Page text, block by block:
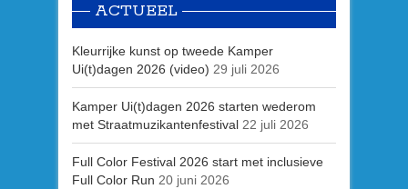
ACTUEEL
Kleurrijke kunst op tweede Kamper
Ui(t)dagen 2026 (video) 29 juli 2026
Kamper Ui(t)dagen 2026 starten wederom
met Straatmuzikantenfestival 22 juli 2026
Full Color Festival 2026 start met inclusieve
Full Color Run 20 juni 2026